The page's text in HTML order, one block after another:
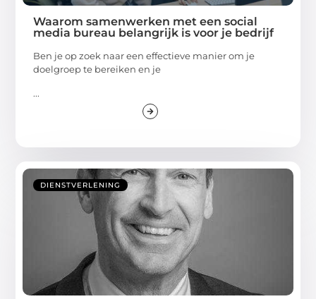
Waarom samenwerken met een social
media bureau belangrijk is voor je bedrijf
Ben je op zoek naar een effectieve manier om je
doelgroep te bereiken en je
...
DIENSTVERLENING